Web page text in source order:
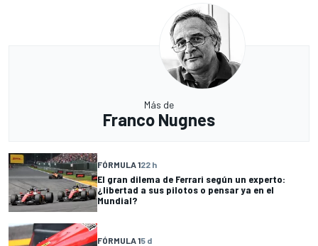
Más de
Franco Nugnes
FÓRMULA 122 h
El gran dilema de Ferrari según un experto:
¿libertad a sus pilotos o pensar ya en el
Mundial?
FÓRMULA 15 d